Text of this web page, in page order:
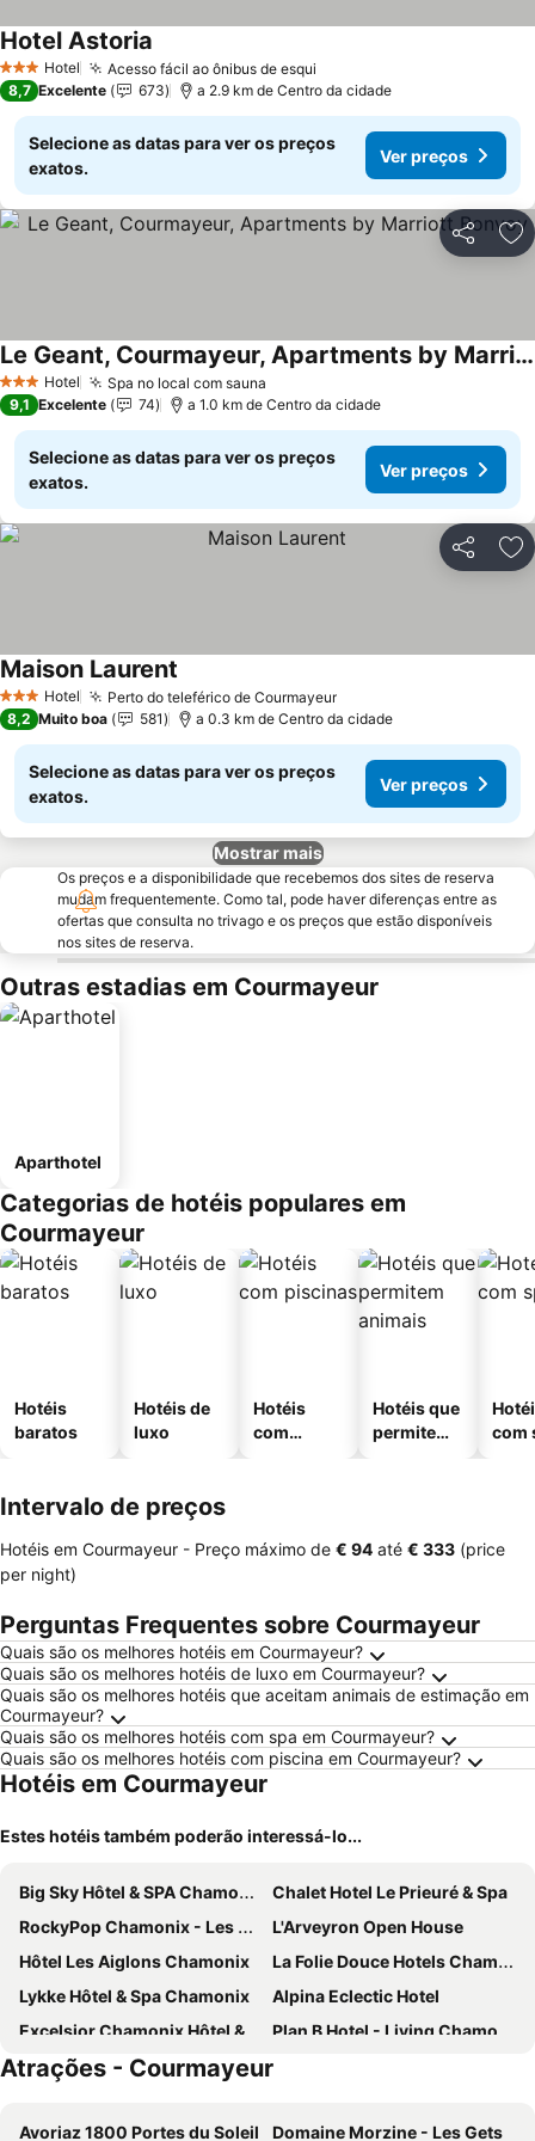
3 EstrelasHotel Acesso fácil ao ônibus de esqui
Hotel Astoria
8,7 Excelente 673 a 2.9 km de Centro da cidade
Selecione as datas para ver os preços
exatos.
Ver preços
Partilhar
3 EstrelasHotel Spa no local com sauna
Le Geant, Courmayeur, Apartments by Marriott Bonvoy
9,1 Excelente 74 a 1.0 km de Centro da cidade
Selecione as datas para ver os preços
exatos.
Ver preços
Partilhar
3 EstrelasHotel Perto do teleférico de Courmayeur
Maison Laurent
8,2 Muito boa 581 a 0.3 km de Centro da cidade
Selecione as datas para ver os preços
exatos.
Ver preços
Mostrar mais
Os preços e a disponibilidade que recebemos dos sites de reserva
mudam frequentemente. Como tal, pode haver diferenças entre as
ofertas que consulta no trivago e os preços que estão disponíveis
nos sites de reserva.
Outras estadias em Courmayeur
Aparthotel
Categorias de hotéis populares em
Courmayeur
Hotéis
baratos
Hotéis de
luxo
Hotéis
com
Hotéis que
permitem
com
Intervalo de preços
Hotéis em Courmayeur - Preço máximo de ‎€ 94 até ‎€ 333 (price
per night)
Perguntas Frequentes sobre Courmayeur
Quais são os melhores hotéis em Courmayeur?
Quais são os melhores hotéis de luxo em Courmayeur?
Quais são os melhores hotéis que aceitam animais de estimação em
Courmayeur?
Quais são os melhores hotéis com spa em Courmayeur?
Quais são os melhores hotéis com piscina em Courmayeur?
Hotéis em Courmayeur
Estes hotéis também poderão interessá-lo...
Big Sky Hôtel & SPA Chamonix
Chalet Hotel Le Prieuré & Spa
RockyPop Chamonix - Les Houches
L'Arveyron Open House
Hôtel Les Aiglons Chamonix
La Folie Douce Hotels Chamonix
Lykke Hôtel & Spa Chamonix
Alpina Eclectic Hotel
Excelsior Chamonix Hôtel & Spa
Plan B Hotel - Living Chamonix
Heliopic Hotel & Spa
Vert Lodge Chamonix
Hôtel Le Morgane
Hôtel Le Labrador
Atrações - Courmayeur
Avoriaz 1800 Portes du Soleil
Domaine Morzine - Les Gets